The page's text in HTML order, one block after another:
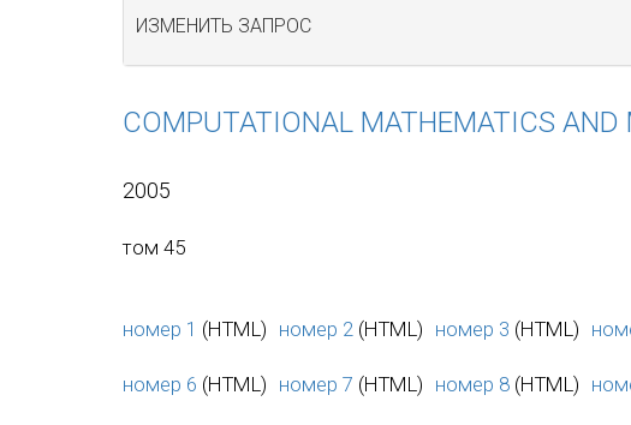
ИЗМЕНИТЬ ЗАПРОС
COMPUTATIONAL MATHEMATICS
2005
том 45
номер 1 (HTML) номер 2 (HTML) номер 3 (HTML)
номер 6 (HTML) номер 7 (HTML) номер 8 (HTML)